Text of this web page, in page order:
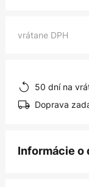
vrátane DPH
50 dní na
Doprava
Informácie o